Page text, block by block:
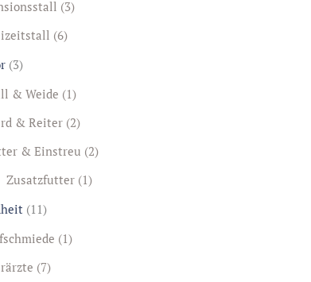
(3)
(6)
(3)
& Weide (1)
& Reiter (2)
& Einstreu (2)
Zusatzfutter (1)
(11)
(1)
(7)